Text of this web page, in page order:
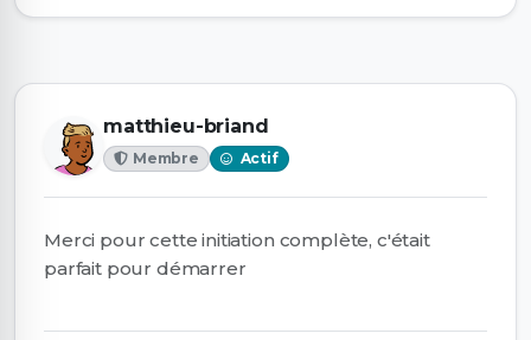
matthieu-briand
Membre Actif
Merci pour cette initiation complète, c'était
parfait pour démarrer